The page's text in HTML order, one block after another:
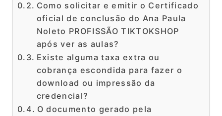
Como solicitar e emitir o Certificado
oficial de conclusão do Ana Paula
Noleto PROFISSÃO TIKTOKSHOP
após ver as aulas?
Existe alguma taxa extra ou
cobrança escondida para fazer o
download ou impressão da
credencial?
O documento gerado pela